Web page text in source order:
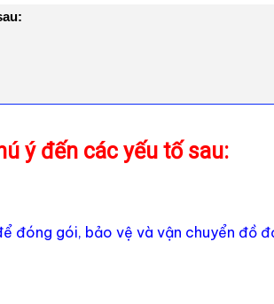
ý đến các yếu tố sau:
đóng gói, bảo vệ và vận chuyển đồ